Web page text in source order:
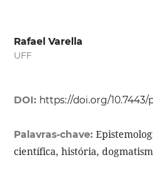
Rafael Varella
UFF
DOI: https://doi.org/10.7443/
Palavras-chave:
científica, história,